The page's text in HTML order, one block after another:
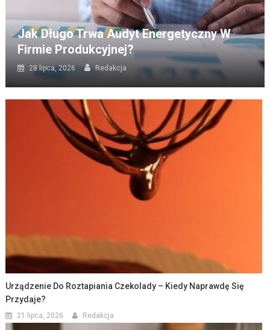
Jak Długo Trwa Audyt Energetyczny W
Firmie Produkcyjnej?
28 lipca, 2026 Redakcja
Urządzenie Do Roztapiania Czekolady – Kiedy Naprawdę Się
Przydaje?
21 lipca, 2026 Redakcja